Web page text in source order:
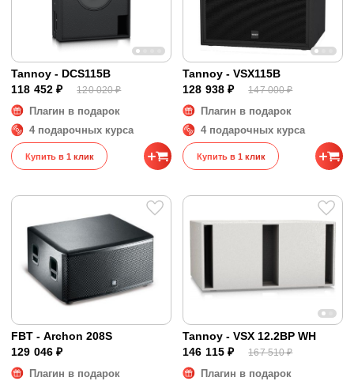
Tannoy - DCS115B
118 452 ₽
120 020 ₽
Плагин в подарок
4 подарочных курса
Купить в 1 клик
Tannoy - VSX115B
128 938 ₽
147 000 ₽
Плагин в подарок
4 подарочных курса
Купить в 1 клик
FBT - Archon 208S
129 046 ₽
Плагин в подарок
Tannoy - VSX 12.2BP WH
146 115 ₽
167 510 ₽
Плагин в подарок